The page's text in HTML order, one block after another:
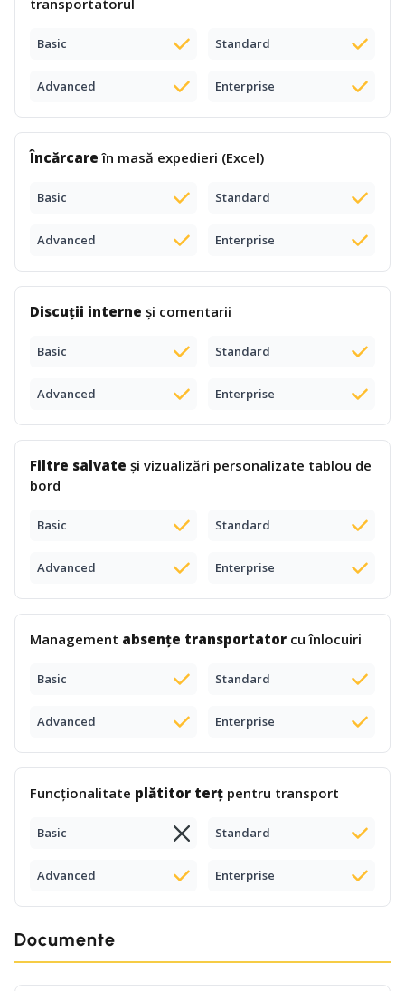
transportatorul
Basic Standard
Advanced Enterprise
Încărcare în masă expedieri (Excel)
Basic Standard
Advanced Enterprise
Discuții interne și comentarii
Basic Standard
Advanced Enterprise
Filtre salvate și vizualizări personalizate tablou de
bord
Basic Standard
Advanced Enterprise
Management absențe transportator cu înlocuiri
Basic Standard
Advanced Enterprise
Funcționalitate plătitor terț pentru transport
Basic Standard
Advanced Enterprise
Documente